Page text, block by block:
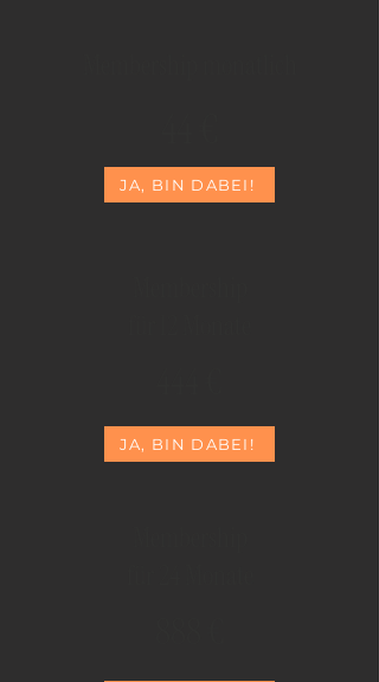
JA, BIN DABEI!
JA, BIN DABEI!